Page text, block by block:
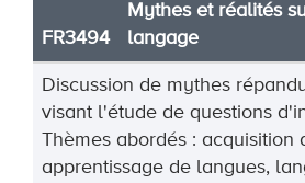
FR3494
Mythes et réalités
langage
Discussion de mythes
visant l'étude de questions
Thèmes abordés : acquisition
apprentissage de langues,